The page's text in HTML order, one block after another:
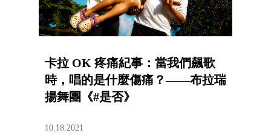
卡拉 OK 疼痛紀事：當我們飆歌
時，唱的是什麼傷痛？——布拉瑞
揚舞團《#是否》
10.18.2021